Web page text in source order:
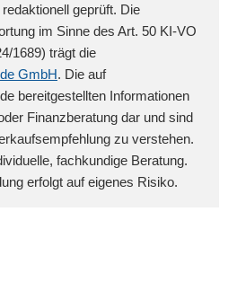
geprüft. Die
im Sinne des Art. 50 KI-VO
1689) trägt die
GmbH. Die auf
bereitgestellten Informationen
Finanzberatung dar und sind
zu verstehen.
fachkundige Beratung.
erfolgt auf eigenes Risiko.